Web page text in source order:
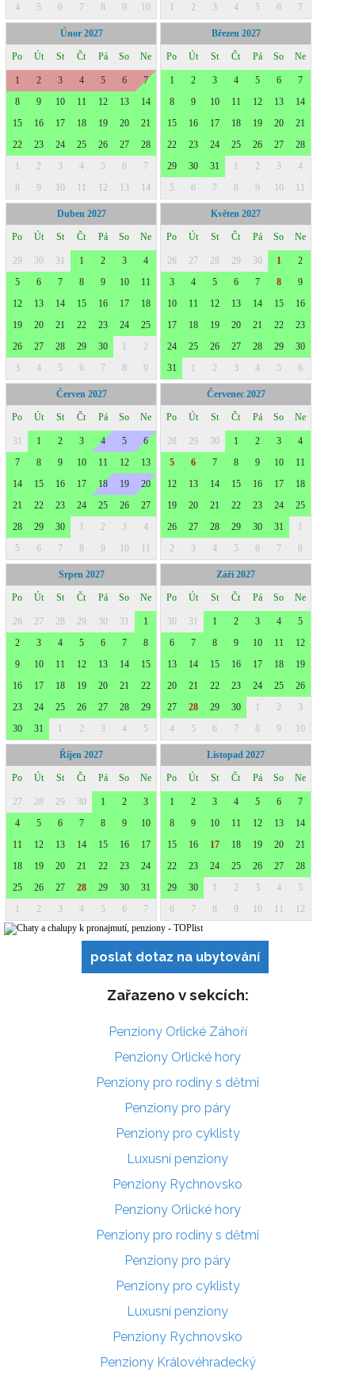
poslat dotaz na ubytování
Zařazeno v sekcích:
Penziony Orlické Záhoří
Penziony Orlické hory
Penziony pro rodiny s dětmi
Penziony pro páry
Penziony pro cyklisty
Luxusní penziony
Penziony Rychnovsko
Penziony Orlické hory
Penziony pro rodiny s dětmi
Penziony pro páry
Penziony pro cyklisty
Luxusní penziony
Penziony Rychnovsko
Penziony Královéhradecký